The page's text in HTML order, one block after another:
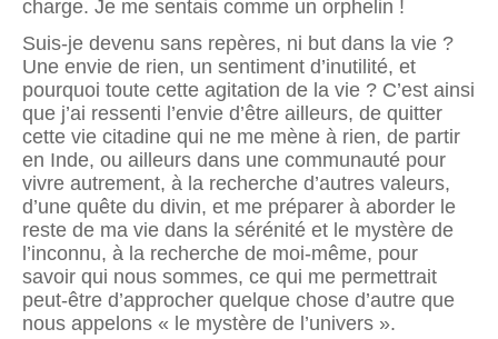
charge. Je me sentais comme un orphelin !
Suis-je devenu sans repères, ni but dans la vie ?
Une envie de rien, un sentiment d’inutilité, et
pourquoi toute cette agitation de la vie ? C’est ainsi
que j’ai ressenti l’envie d’être ailleurs, de quitter
cette vie citadine qui ne me mène à rien, de partir
en Inde, ou ailleurs dans une communauté pour
vivre autrement, à la recherche d’autres valeurs,
d’une quête du divin, et me préparer à aborder le
reste de ma vie dans la sérénité et le mystère de
l’inconnu, à la recherche de moi-même, pour
savoir qui nous sommes, ce qui me permettrait
peut-être d’approcher quelque chose d’autre que
nous appelons « le mystère de l’univers ».